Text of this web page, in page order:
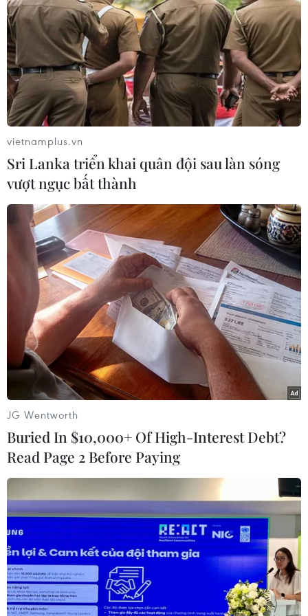
#Đại học Thanh Hoa #Trung Quốc Trung Quốc
Theo dõi VietnamPlus
Làn sóng ChatGPT - AI
Hạ tầng AI - động lực tăng trưởng mới của
Đông Nam Á
ChatGPT cung cấp tính năng chat không giới
hạn cho người dùng miễn phí
Phát hiện lỗ hổng bảo mật nghiêm trọng trên
loạt trình duyệt tích hợp AI
Doanh thu AI của Microsoft phụ thuộc phần lớn
vào đối tác OpenAI
AI của Anthropic và OpenAI có thể xóa dấu vết,
giả danh tính khi bị bắt quả tang
TIN LIÊN QUAN
vietnamplus.vn
Sri Lanka triển khai quân đội sau làn sóng
vượt ngục bất thành
JG Wentworth
Buried In $10,000+ Of High-Interest Debt?
Read Page 2 Before Paying